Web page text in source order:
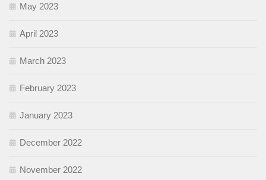
May 2023
April 2023
March 2023
February 2023
January 2023
December 2022
November 2022